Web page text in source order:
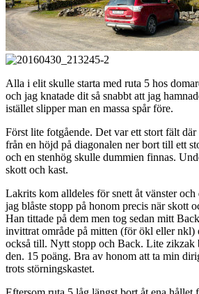
Alla i elit skulle starta med ruta 5 hos
och jag knatade dit så snabbt att jag
istället slipper man en massa spår före.
Först lite fotgående. Det var ett stort fält
från en höjd på diagonalen ner bort till ett
och en stenhög skulle dummien finnas.
skott och kast.
Lakrits kom alldeles för snett åt vänster och
jag blåste stopp på honom precis när skott
Han tittade på dem men tog sedan mitt
invittrat område på mitten (för ökl eller nkl)
också till. Nytt stopp och Back. Lite zikzak
den. 15 poäng. Bra av honom att ta min
trots störningskastet.